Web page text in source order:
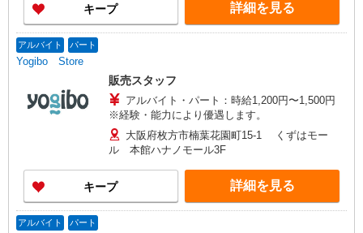
キープ 詳細を見る
アルバイト パート
Yogibo Store
販売スタッフ
アルバイト・パート：時給1,200円〜1,500円
※経験・能力により優遇します。
大阪府枚方市楠葉花園町15-1 くずはモー
ル 本館ハナノモール3F
キープ 詳細を見る
アルバイト パート